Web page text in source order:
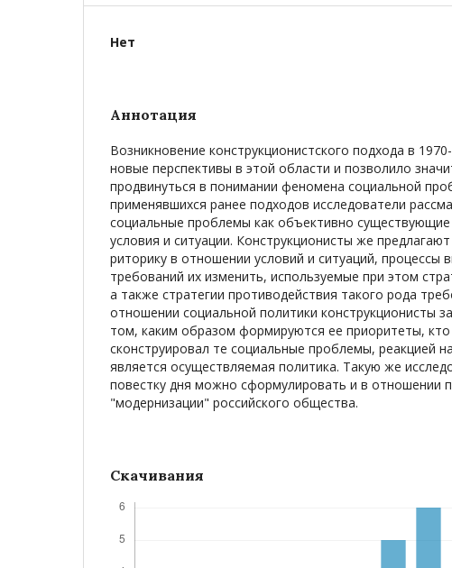
Нет
Аннотация
Возникновение конструкционистского подхода в
новые перспективы в этой области и позволило
продвинуться в понимании феномена социальной
применявшихся ранее подходов исследователи
социальные проблемы как объективно существующие
условия и ситуации. Конструкционисты же предлагают
риторику в отношении условий и ситуаций, процессы
требований их изменить, используемые при этом
а также стратегии противодействия такого рода
отношении социальной политики конструкционисты
том, каким образом формируются ее приоритеты,
сконструировал те социальные проблемы, реакцией
является осуществляемая политика. Такую же
повестку дня можно сформулировать и в отношении
"модернизации" российского общества.
Скачивания